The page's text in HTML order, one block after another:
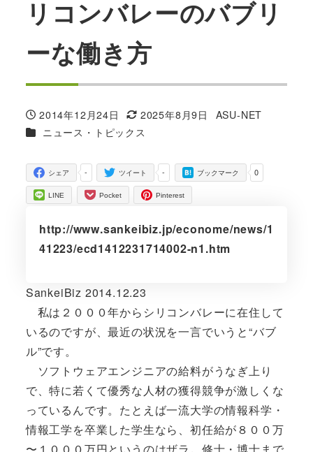
リコンバレーのバブリ
ーな働き方
投稿日
2014年12月24日
更新日
2025年8月9日
著
ASU-NET
カテゴリー
ニュース・トピックス
-
シェア -
ツイート 0
ブックマーク
LINE Pocket Pinterest
http://www.sankeibiz.jp/econome/news/1
41223/ecd1412231714002-n1.htm
SankeiBiz 2014.12.23
私は２０００年からシリコンバレーに在住して
いるのですが、最近の状況を一言でいうと“バブ
ル”です。
ソフトウェアエンジニアの給料がうなぎ上り
で、特に若くて優秀な人材の獲得競争が激しくな
っているんです。たとえば一流大学の情報科学・
情報工学を卒業した学生なら、初任給が８００万